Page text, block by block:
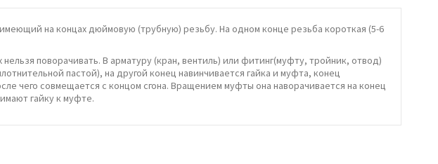
на концах дюймовую (трубную) резьбу. На одном конце резьба короткая (5-6
поворачивать. В арматуру (кран, вентиль) или фитинг(муфту, тройник, отвод)
пастой), на другой конец навинчивается гайка и муфта, конец
чего совмещается с концом сгона. Вращением муфты она наворачивается на конец
гайку к муфте.